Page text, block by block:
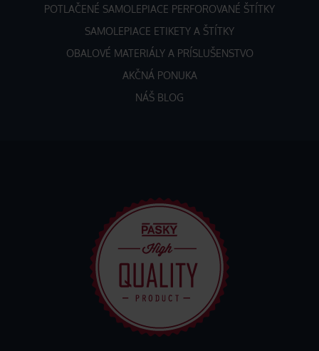
POTLAČENÉ SAMOLEPIACE PERFOROVANÉ ŠTÍTKY
SAMOLEPIACE ETIKETY A ŠTÍTKY
OBALOVÉ MATERIÁLY A PRÍSLUŠENSTVO
AKČNÁ PONUKA
NÁŠ BLOG